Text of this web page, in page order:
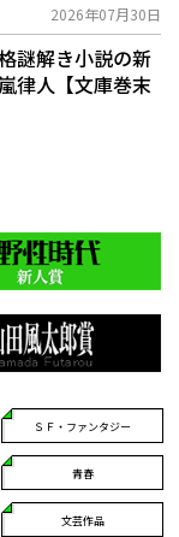
2026年07月30日
謎解き小説の新
律人【文庫巻末
ＳＦ・ファンタジー
青春
文芸作品